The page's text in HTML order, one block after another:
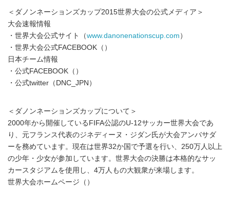
＜ダノンネーションズカップ2015世界大会の公式メディア＞
大会速報情報
・世界大会公式サイト（www.danonenationscup.com ）
・世界大会公式FACEBOOK（ ）
日本チーム情報
・公式FACEBOOK（ ）
・公式twitter（DNC_JPN）
＜ダノンネーションズカップについて＞
2000年から開催しているFIFA公認のU-12サッカー世界大会であ
り、元フランス代表のジネディーヌ・ジダン氏が大会アンバサダ
ーを務めています。現在は世界32か国で予選を行い、250万人以上
の少年・少女が参加しています。世界大会の決勝は本格的なサッ
カースタジアムを使用し、4万人もの大観衆が来場します。
世界大会ホームページ（ ）